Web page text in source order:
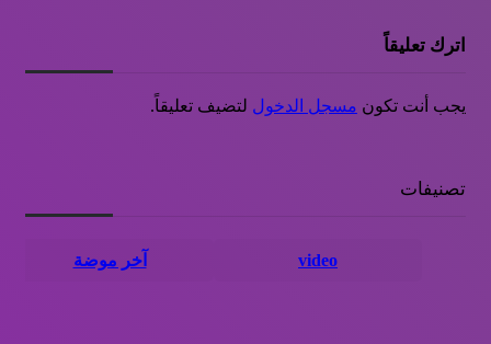
اترك تعليقاً
يجب أنت تكون مسجل الدخول لتضيف تعليقاً.
تصنيفات
video آخر موضة